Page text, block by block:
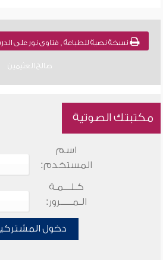
صالح العثيمين
مكتبتك الصوتية
اسم
المستخدم:
كـلـــمـة
الـمـــــرور:
دخول